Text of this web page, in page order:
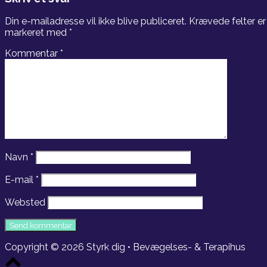
Din e-mailadresse vil ikke blive publiceret. Krævede felter er
markeret med *
Kommentar *
Navn *
E-mail *
Websted
Copyright © 2026 Styrk dig • Bevægelses- & Terapihus
Scroll